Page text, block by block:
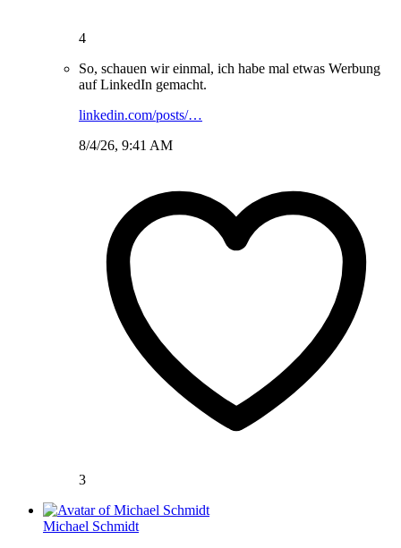
4
So, schauen wir einmal, ich habe mal etwas Werbung
auf LinkedIn gemacht.
linkedin.com/posts/…
8/4/26, 9:41 AM
3
Michael Schmidt